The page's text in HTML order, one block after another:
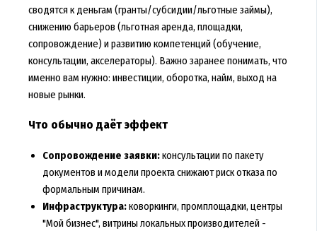
сводятся к деньгам (гранты/субсидии/льготные займы),
снижению барьеров (льготная аренда, площадки,
сопровождение) и развитию компетенций (обучение,
консультации, акселераторы). Важно заранее понимать, что
именно вам нужно: инвестиции, оборотка, найм, выход на
новые рынки.
Что обычно даёт эффект
Сопровождение заявки:консультации по пакету
документов и модели проекта снижают риск отказа по
формальным причинам.
Инфраструктура:коворкинги, промплощадки, центры
"Мой бизнес", витрины локальных производителей -